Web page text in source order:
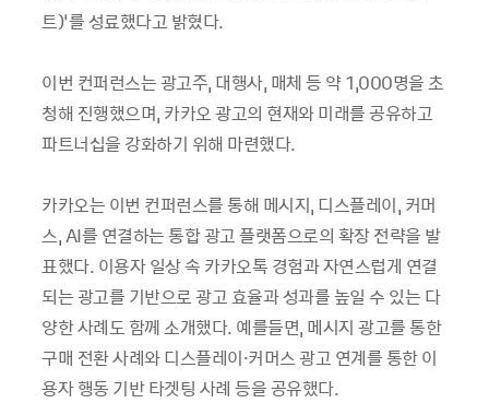
트)’를 성료했다고 밝혔다.
이번 컨퍼런스는 광고주, 대행사, 매체 등 약 1,000명을 초
청해 진행했으며, 카카오 광고의 현재와 미래를 공유하고
파트너십을 강화하기 위해 마련했다.
카카오는 이번 컨퍼런스를 통해 메시지, 디스플레이, 커머
스, AI를 연결하는 통합 광고 플랫폼으로의 확장 전략을 발
표했다. 이용자 일상 속 카카오톡 경험과 자연스럽게 연결
되는 광고를 기반으로 광고 효율과 성과를 높일 수 있는 다
양한 사례도 함께 소개했다. 예를들면, 메시지 광고를 통한
구매 전환 사례와 디스플레이·커머스 광고 연계를 통한 이
용자 행동 기반 타겟팅 사례 등을 공유했다.